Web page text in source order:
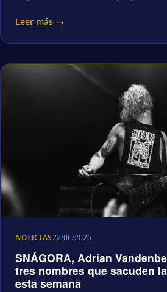
Leer más →
NOTICIAS22/06/2026
SNÁGORA, Adrian
tres nombres que sacuden
esta semana